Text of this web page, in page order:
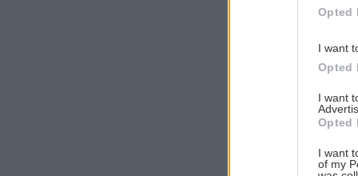
Opted
I want
Opted
I want
Opted
I want
of my